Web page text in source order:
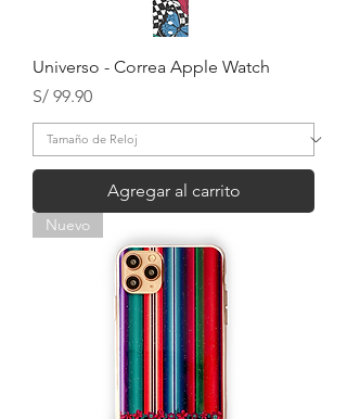
Universo - Correa Apple Watch
Precio
S/ 99.90
Agregar al carrito
Nuevo